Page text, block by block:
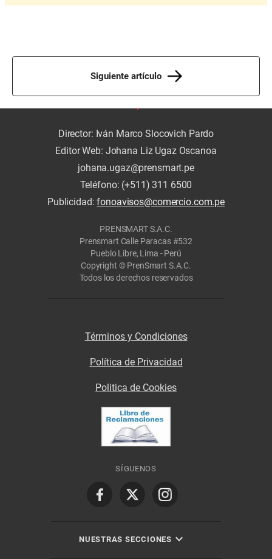
Siguiente artículo
Director: Iván Marco Slocovich Pardo
Editor Web: Johana Liz Ugaz Oscanoa
johana.ugaz@prensmart.pe
Teléfono: (+511) 311 6500
Publicidad:fonoavisos@comercio.com.pe
PRENSMART S.A.C.
Prensmart Calle Paracas #532
Pueblo Libre, Lima - Perú
Copyright © PrenSmart S.A.C.
Todos los derechos reservados
Términos y Condiciones
Política de Privacidad
Politica de Cookies
SÍGUENOS
NUESTRAS SECCIONES